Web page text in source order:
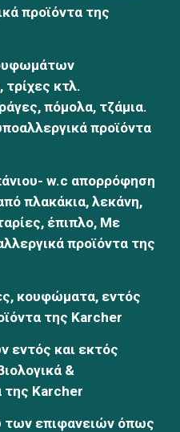
προϊόντα της
κτλ.
πόμολα, τζάμια.
προϊόντα
w.c απορρόφηση
πλακάκια, λεκάνη,
έπιπλο, Με
προϊόντα της
κουφώματα, εντός
της Karcher
εντός και εκτός
&
της Karcher
των επιφανειών όπως